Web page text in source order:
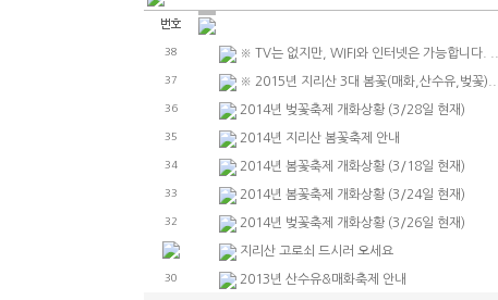
38 ※ TV는 없지만, WIFI와 인터넷은 가능합니다. ...
37 ※ 2015년 지리산 3대 봄꽃(매화,산수유,벚꽃)...
36 2014년 벚꽃축제 개화상황 (3/28일 현재)
35 2014년 지리산 봄꽃축제 안내
34 2014년 봄꽃축제 개화상황 (3/18일 현재)
33 2014년 봄꽃축제 개화상황 (3/24일 현재)
32 2014년 벚꽃축제 개화상황 (3/26일 현재)
지리산 고로쇠 드시러 오세요
30 2013년 산수유&매화축제 안내